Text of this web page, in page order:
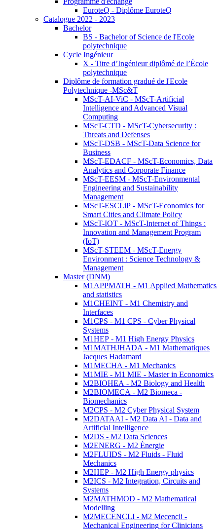
EuroteQ - Diplôme EuroteQ
Catalogue 2022 - 2023
Bachelor
BS - Bachelor of Science de l'Ecole
polytechnique
Cycle Ingénieur
X - Titre d’Ingénieur diplômé de l’École
polytechnique
Diplôme de formation gradué de l'Ecole
Polytechnique -MSc&T
MScT-AI-ViC - MScT-Artificial
Intelligence and Advanced Visual
Computing
MScT-CTD - MScT-Cybersecurity :
Threats and Defenses
MScT-DSB - MScT-Data Science for
Business
MScT-EDACF - MScT-Economics, Data
Analytics and Corporate Finance
MScT-EESM - MScT-Environmental
Engineering and Sustainability
Management
MScT-ESCLiP - MScT-Economics for
Smart Cities and Climate Policy
MScT-IOT - MScT-Internet of Things :
Innovation and Management Program
(IoT)
MScT-STEEM - MScT-Energy
Environment : Science Technology &
Management
Master (DNM)
M1APPMATH - M1 Applied Mathematics
and statistics
M1CHEINT - M1 Chemistry and
Interfaces
M1CPS - M1 CPS - Cyber Physical
Systems
M1HEP - M1 High Energy Physics
M1MATHJHADA - M1 Mathematiques
Jacques Hadamard
M1MECHA - M1 Mechanics
M1MIE - M1 MIE - Master in Economics
M2BIOHEA - M2 Biology and Health
M2BIOMECA - M2 Biomeca -
Biomechanics
M2CPS - M2 Cyber Physical System
M2DATAAI - M2 Data AI - Data and
Artificial Intelligence
M2DS - M2 Data Sciences
M2ENERG - M2 Énergie
M2FLUIDS - M2 Fluids - Fluid
Mechanics
M2HEP - M2 High Energy physics
M2ICS - M2 Integration, Circuits and
Systems
M2MATHMOD - M2 Mathematical
Modelling
M2MECENCLI - M2 Mecencli -
Mechanical Engineering for Clinicians